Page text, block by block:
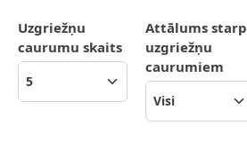
Uzgriežņu
caurumu skaits
Attālums starp
uzgriežņu
caurumiem